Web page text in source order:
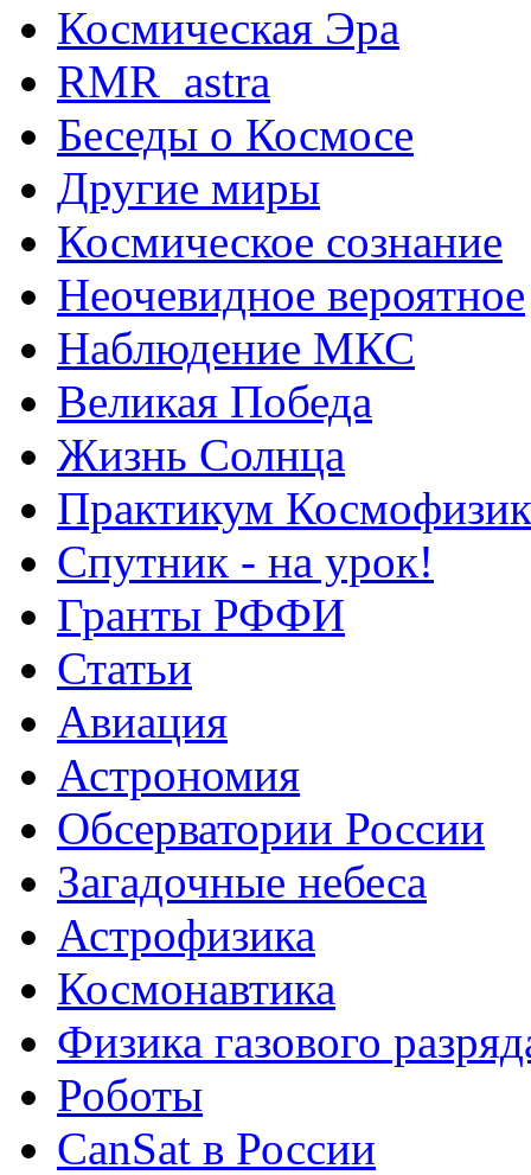
Космическая Эра
RMR_astra
Беседы о Космосе
Другие миры
Космическое сознание
Неочевидное вероятное
Наблюдение МКС
Великая Победа
Жизнь Солнца
Практикум
Спутник - на урок!
Гранты РФФИ
Статьи
Авиация
Астрономия
Обсерватории России
Загадочные небеса
Астрофизика
Космонавтика
Физика газового
Роботы
CanSat в России